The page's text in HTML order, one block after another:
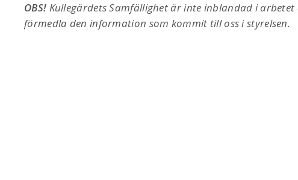
OBS! Kullegärdets Samfällighet är inte inblandad i
förmedla den information som kommit till oss i styrelsen.